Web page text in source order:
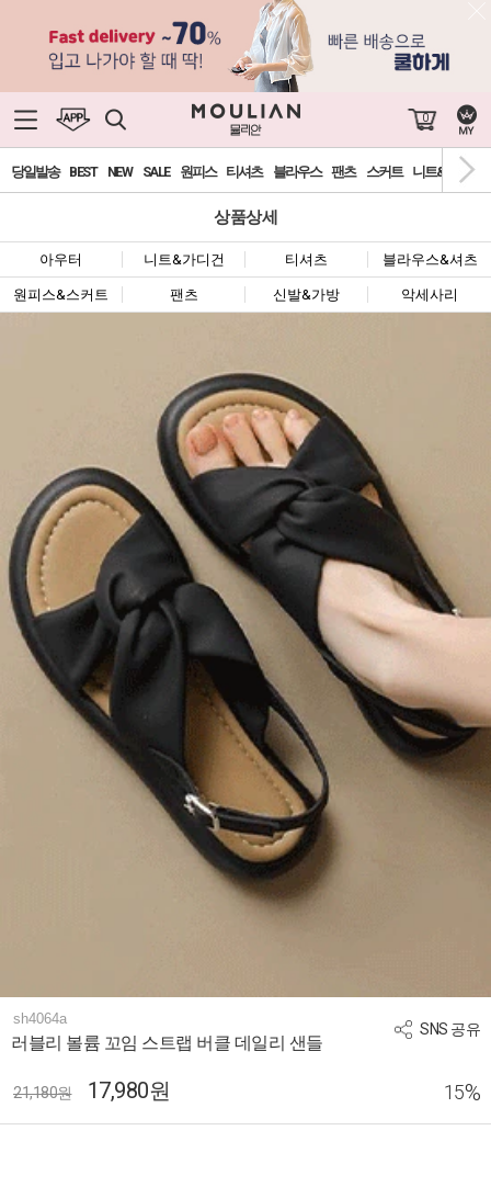
0
당일발송 BEST NEW SALE 원피스 티셔츠 블라우스 팬츠 스커트 니트&가디건
상품상세
아우터 니트&가디건 티셔츠 블라우스&셔츠
원피스&스커트 팬츠 신발&가방 악세사리
SNS 공유
sh4064a
러블리 볼륨 꼬임 스트랩 버클 데일리 샌들
21,180원 17,980원 15%